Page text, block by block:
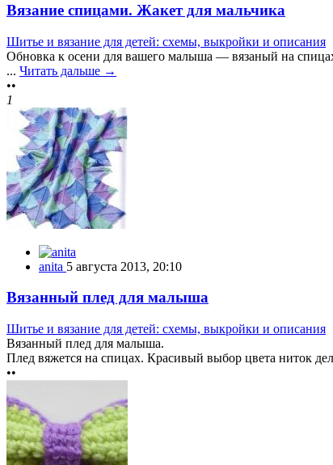
Вязание спицами. Жакет для мальчика
Шитье и вязание для детей: схемы, выкройки и описания
Обновка к осени для вашего малыша — вязаный на
... Читать дальше →
••
1
anita 5 августа 2013, 20:10
Вязанный плед для малыша
Шитье и вязание для детей: схемы, выкройки и описания
Вязанный плед для малыша.
Плед вяжется на спицах. Красивый выбор цвета ниток
••